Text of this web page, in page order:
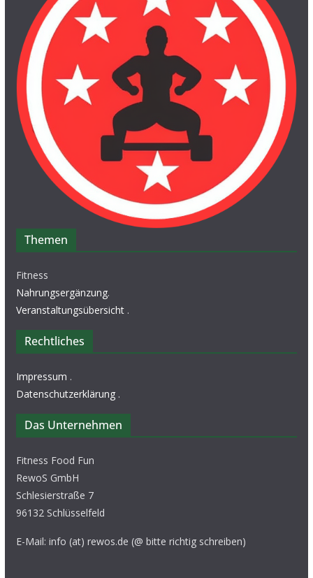
Themen
Fitness
Nahrungsergänzung.
Veranstaltungsübersicht.
Rechtliches
Impressum .
Datenschutzerklärung.
Das Unternehmen
Fitness Food Fun
RewoS GmbH
Schlesierstraße 7
96132 Schlüsselfeld
E-Mail: info (at) rewos.de (@ bitte richtig schreiben)